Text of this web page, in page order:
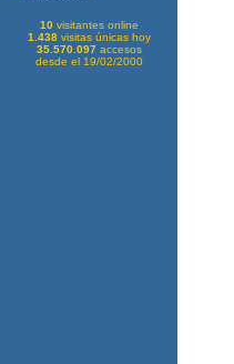
10visitantes online
1.438visitas únicas hoy
35.570.097accesos
desde el 19/02/2000